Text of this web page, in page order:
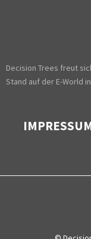
Decision Trees freut
Stand auf der E-World